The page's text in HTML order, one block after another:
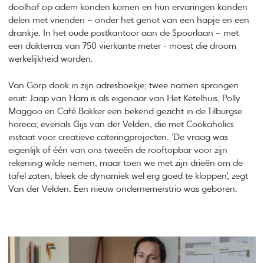
doolhof op adem konden komen en hun ervaringen konden
delen met vrienden – onder het genot van een hapje en een
drankje. In het oude postkantoor aan de Spoorlaan – met
een dakterras van 750 vierkante meter - moest die droom
werkelijkheid worden.
Van Gorp dook in zijn adresboekje; twee namen sprongen
eruit: Jaap van Ham is als eigenaar van Het Ketelhuis, Polly
Maggoo en Café Bakker een bekend gezicht in de Tilburgse
horeca; evenals Gijs van der Velden, die met Cookaholics
instaat voor creatieve cateringprojecten. ‘De vraag was
eigenlijk of één van ons tweeën de rooftopbar voor zijn
rekening wilde nemen, maar toen we met zijn drieën om de
tafel zaten, bleek de dynamiek wel erg goed te kloppen’, zegt
Van der Velden. Een nieuw ondernemerstrio was geboren.